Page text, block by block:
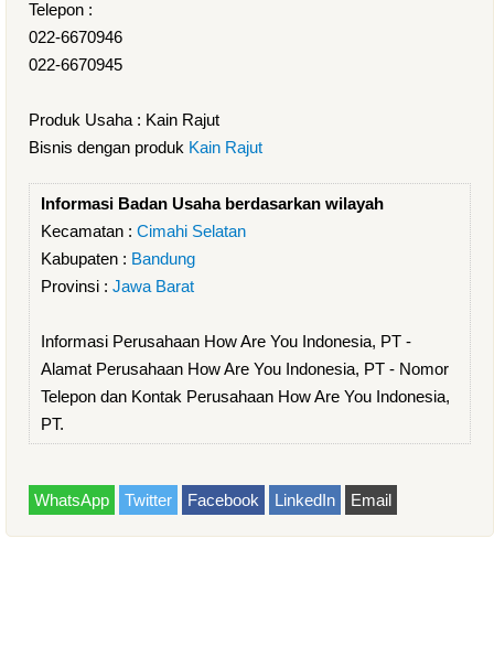
Telepon :
022-6670946
022-6670945
Produk Usaha : Kain Rajut
Bisnis dengan produk Kain Rajut
Informasi Badan Usaha berdasarkan wilayah
Kecamatan : Cimahi Selatan
Kabupaten : Bandung
Provinsi : Jawa Barat
Informasi Perusahaan How Are You Indonesia, PT -
Alamat Perusahaan How Are You Indonesia, PT - Nomor
Telepon dan Kontak Perusahaan How Are You Indonesia,
PT.
WhatsApp Twitter Facebook LinkedIn Email